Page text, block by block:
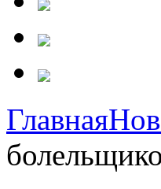
Главная